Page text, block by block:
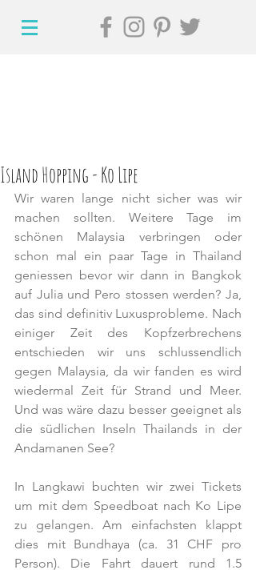
Island Hopping - Ko Lipe
Wir waren lange nicht sicher was wir
machen sollten. Weitere Tage im
schönen Malaysia verbringen oder
schon mal ein paar Tage in Thailand
geniessen bevor wir dann in Bangkok
auf Julia und Pero stossen werden? Ja,
das sind definitiv Luxusprobleme. Nach
einiger Zeit des Kopfzerbrechens
entschieden wir uns schlussendlich
gegen Malaysia, da wir fanden es wird
wiedermal Zeit für Strand und Meer.
Und was wäre dazu besser geeignet als
die südlichen Inseln Thailands in der
Andamanen See?
In Langkawi buchten wir zwei Tickets
um mit dem Speedboat nach Ko Lipe
zu gelangen. Am einfachsten klappt
dies mit Bundhaya (ca. 31 CHF pro
Person). Die Fahrt dauert rund 1.5